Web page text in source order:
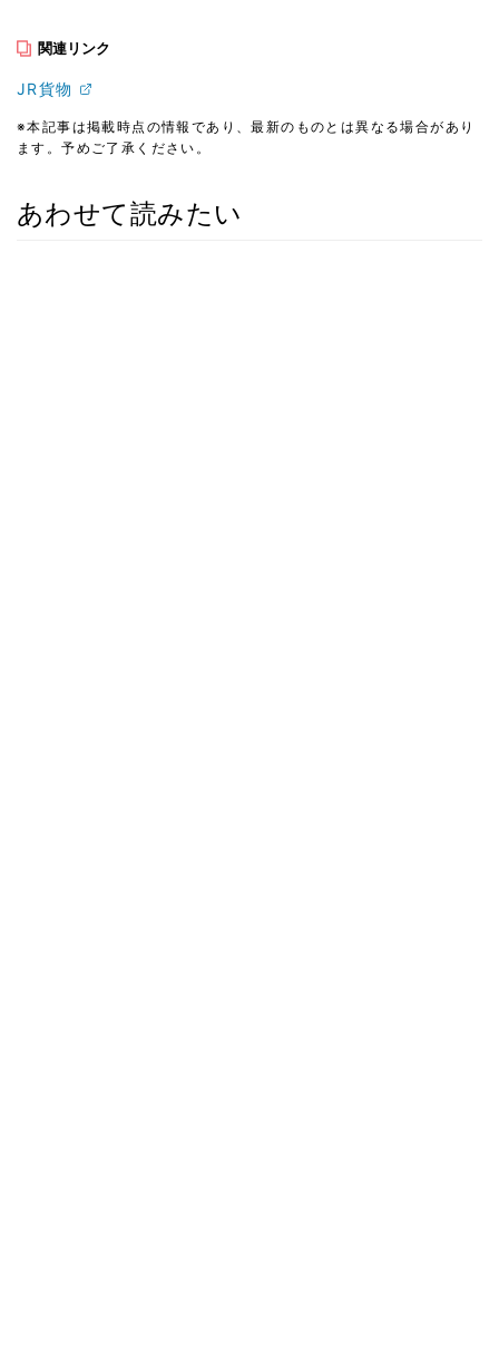
関連リンク
JR貨物
※本記事は掲載時点の情報であり、最新のものとは異なる場合があり
ます。予めご了承ください。
あわせて読みたい